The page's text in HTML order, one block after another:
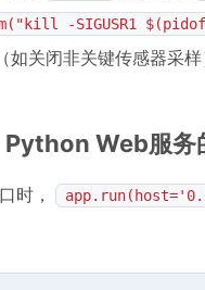
-SIGUSR1
关闭非关键传感器采
Web服务
时，